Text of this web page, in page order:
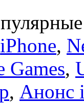
iPhone,
Games,
, Анонс